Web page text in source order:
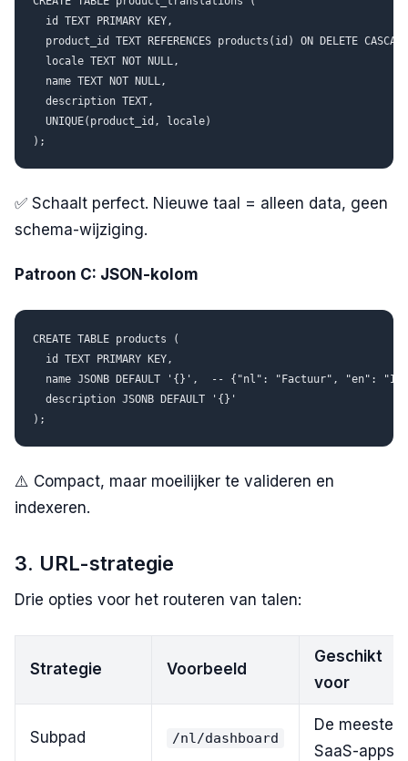
  id TEXT PRIMARY KEY,
product_id TEXT REFERENCES products(id) ON DELETE
  locale TEXT NOT NULL,
  name TEXT NOT NULL,
  description TEXT,
  UNIQUE(product_id, locale)
✅ Schaalt perfect. Nieuwe taal = alleen data, geen
schema-wijziging.
Patroon C: JSON-kolom
CREATE TABLE products (
  id TEXT PRIMARY KEY,
name JSONB DEFAULT '{}',  -- {"nl": "Factuur", "en":
  description JSONB DEFAULT '{}'
⚠️ Compact, maar moeilijker te valideren en
indexeren.
3. URL-strategie
Drie opties voor het routeren van talen:
Strategie Voorbeeld
Geschikt
voor
Subpad /nl/dashboard
De meeste
SaaS-apps